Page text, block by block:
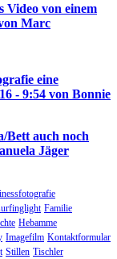
Video von einem
Marc
eine
- 9:54 von Bonnie
Bett auch noch
Jäger
Familie
Hebamme
Imagefilm Kontaktformular
Stillen Tischler